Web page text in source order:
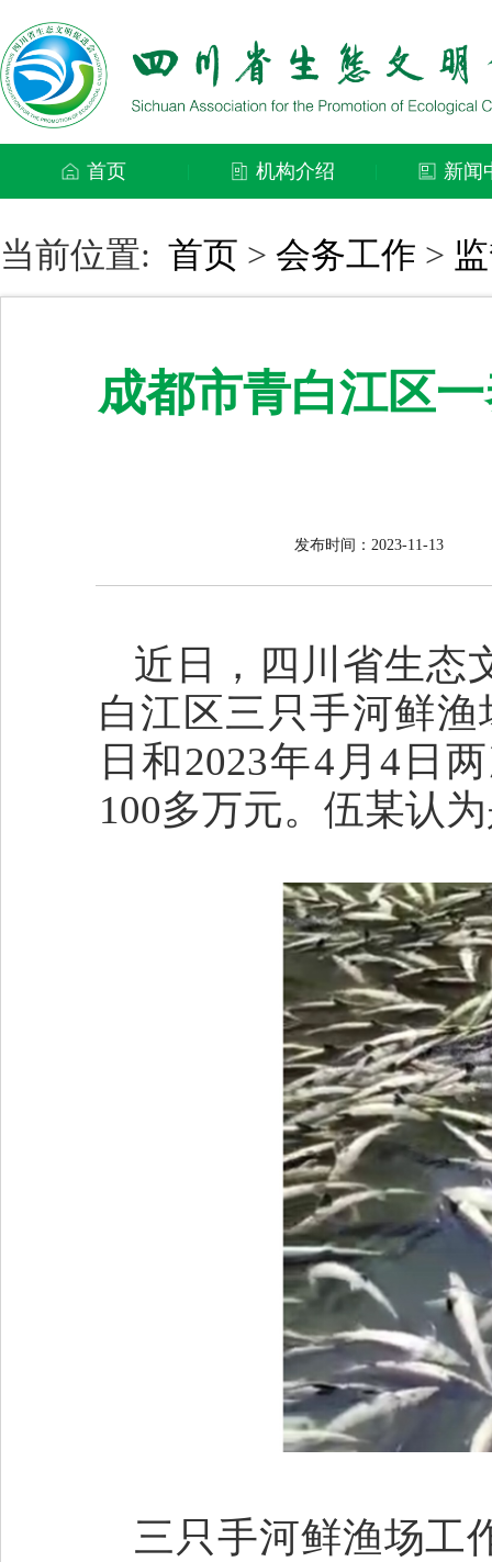
首页 机构介绍 新闻
当前位置: 首页 > 会务工作 >
成都市青白江区
发布时间：2023-11-13
近日，四川省生态
白江区三只手河鲜
日和2023年4月4日
100多万元。伍某认
三只手河鲜渔场工